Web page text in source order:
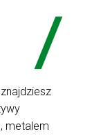
metalem